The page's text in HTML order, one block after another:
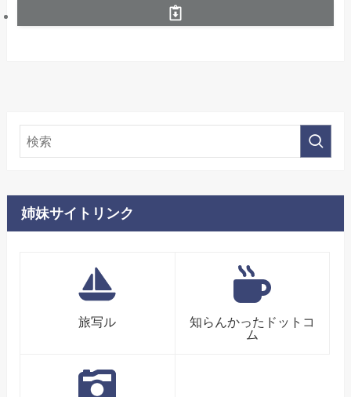
姉妹サイトリンク
旅写ル
知らんかったドットコ
ム